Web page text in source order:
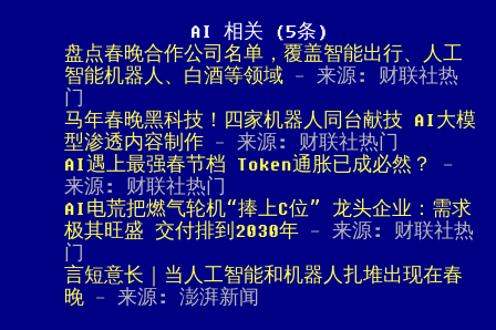
AI 相关 (5条)
盘点春晚合作公司名单，覆盖智能出行、人工
智能机器人、白酒等领域 - 来源: 财联社热
门
马年春晚黑科技！四家机器人同台献技 AI大模
型渗透内容制作 - 来源: 财联社热门
AI遇上最强春节档 Token通胀已成必然？
-
来源: 财联社热门
AI电荒把燃气轮机“捧上C位” 龙头企业：需求
极其旺盛 交付排到2030年 - 来源: 财联社热
门
言短意长｜当人工智能和机器人扎堆出现在春
晚 - 来源: 澎湃新闻